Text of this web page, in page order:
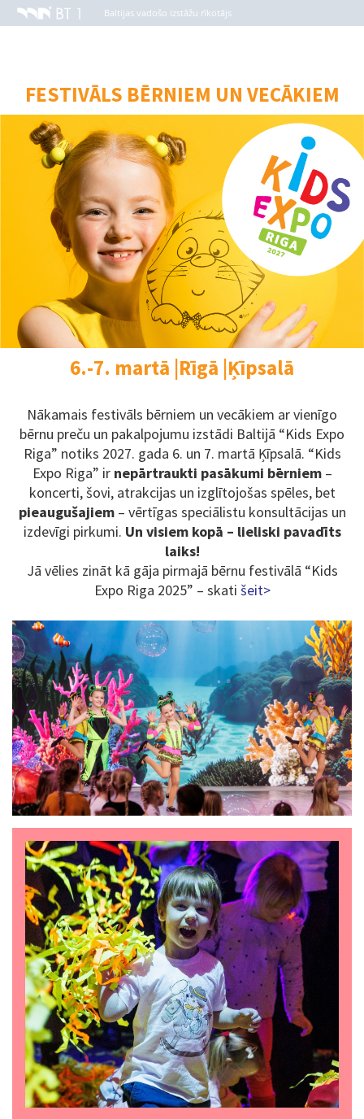
Baltijas vadošo izstāžu rīkotājs
FESTIVĀLS BĒRNIEM UN VECĀKIEM
6.-7. martā Rīgā Ķīpsalā
Nākamais festivāls bērniem un vecākiem ar vienīgo
bērnu preču un pakalpojumu izstādi Baltijā “Kids Expo
Riga” notiks 2027. gada 6. un 7. martā Ķīpsalā. “Kids
Expo Riga” ir nepārtraukti pasākumi bērniem–
koncerti, šovi, atrakcijas un izglītojošas spēles, bet
pieaugušajiem– vērtīgas speciālistu konsultācijas un
izdevīgi pirkumi. Un visiem kopā – lieliski pavadīts
laiks!
Jā vēlies zināt kā gāja pirmajā bērnu festivālā “Kids
Expo Riga 2025” – skati šeit>